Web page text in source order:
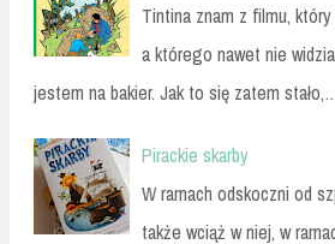
Tintina znam z filmu,
a którego nawet nie
jestem na bakier. Jak to się zatem
Pirackie skarby
W ramach odskoczni od
także wciąż w niej, w